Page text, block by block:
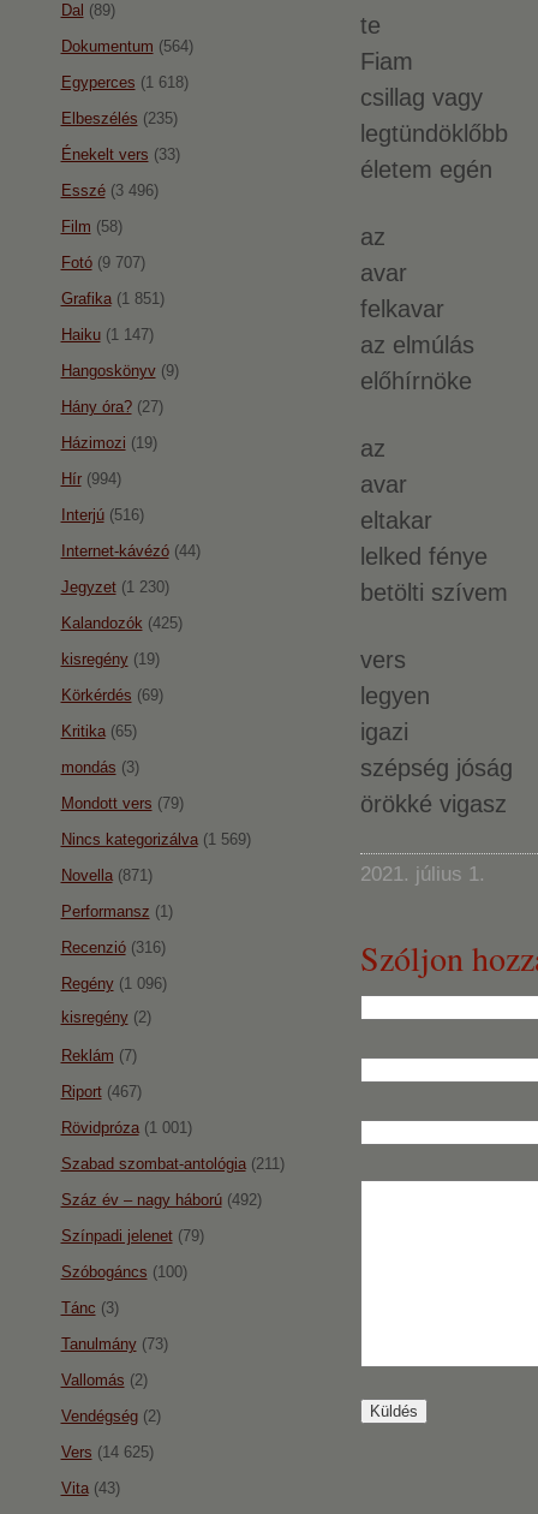
te
Fiam
csillag vagy
legtündöklőbb
életem egén
az
avar
felkavar
az elmúlás
előhírnöke
az
avar
eltakar
lelked fénye
betölti szívem
vers
legyen
igazi
szépség jóság
örökké vigasz
2021. július 1.
Szóljon
Dal (89)
Dokumentum (564)
Egyperces (1 618)
Elbeszélés (235)
Énekelt vers (33)
Esszé(3 496)
Film (58)
Fotó(9 707)
Grafika(1 851)
Haiku(1 147)
Hangoskönyv(9)
Hány óra?(27)
Házimozi (19)
Hír(994)
Interjú(516)
Internet-kávézó(44)
Jegyzet(1 230)
Kalandozók (425)
kisregény(19)
Körkérdés (69)
Kritika(65)
mondás (3)
Mondott vers (79)
Nincs kategorizálva(1 569)
Novella(871)
Performansz (1)
Recenzió(316)
Regény(1 096)
kisregény(2)
Reklám (7)
Riport(467)
Rövidpróza(1 001)
Szabad szombat-antológia(211)
Száz év – nagy háború(492)
Színpadi jelenet(79)
Szóbogáncs (100)
Tánc (3)
Tanulmány(73)
Vallomás (2)
Vendégség(2)
Vers (14 625)
Vita(43)